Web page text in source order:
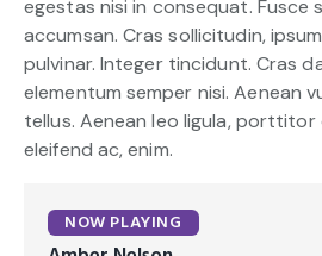
egestas nisi in consequat. Fusce
accumsan. Cras sollicitudin,
pulvinar. Integer tincidunt. Cras
elementum semper nisi. Aenean
tellus. Aenean leo ligula,
eleifend ac, enim.
NOW PLAYING